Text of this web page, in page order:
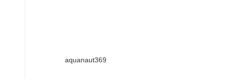
aquanaut369